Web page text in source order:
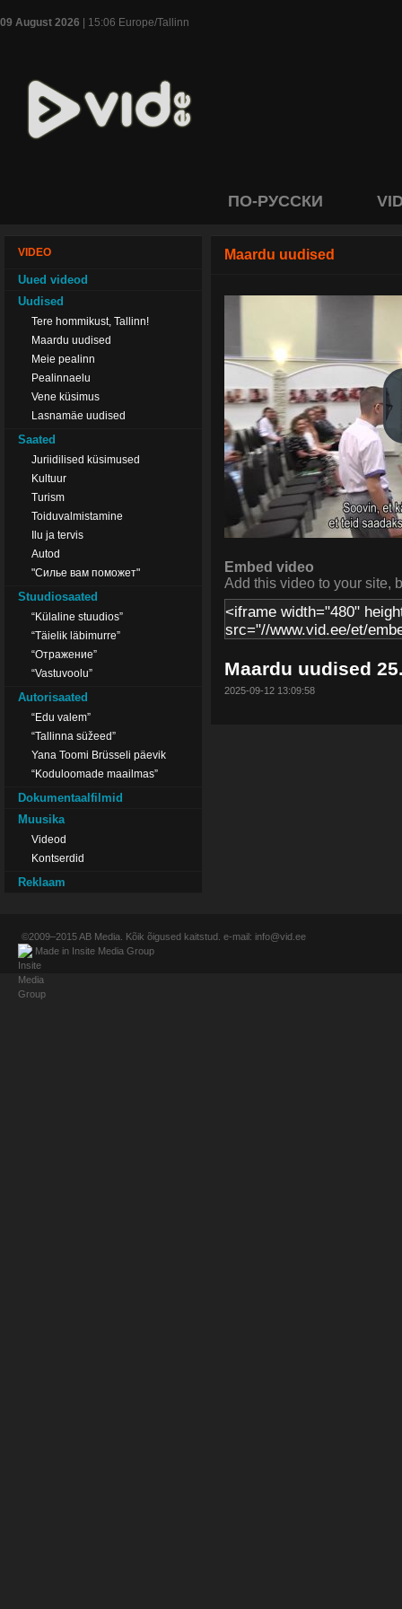
09 August 2026 | 15:06 Europe/Tallinn
ПО-РУССКИ
VIDEO
Uued videod
Uudised
Tere hommikust, Tallinn!
Maardu uudised
Meie pealinn
Pealinnaelu
Vene küsimus
Lasnamäe uudised
Saated
Juriidilised küsimused
Kultuur
Turism
Toiduvalmistamine
Ilu ja tervis
Autod
"Силье вам поможет"
Stuudiosaated
“Külaline stuudios”
“Täielik läbimurre”
“Отражение”
“Vastuvoolu”
Autorisaated
“Edu valem”
“Tallinna süžeed”
Yana Toomi Brüsseli päevik
“Koduloomade maailmas”
Dokumentaalfilmid
Muusika
Videod
Kontserdid
Reklaam
Maardu uudised
Embed video
Add this video to your site,
Maardu uudised
2025-09-12 13:09:58
©2009–2015AB Media . Kõik õigused kaitstud. e-mail: info@vid.ee
Made in Insite Media Group